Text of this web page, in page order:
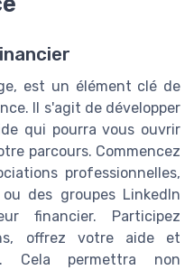
est un élément clé de
Il s'agit de développer
qui pourra vous ouvrir
parcours. Commencez
professionnelles,
des groupes LinkedIn
financier. Participez
offrez votre aide et
Cela permettra non